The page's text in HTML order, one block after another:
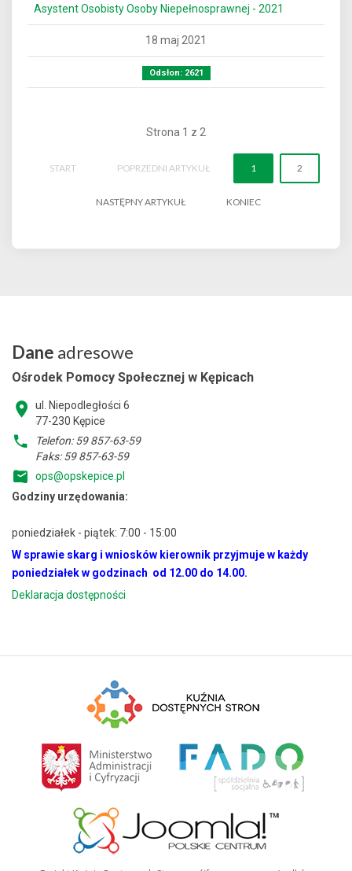
Asystent Osobisty Osoby Niepełnosprawnej - 2021
18 maj 2021
Odsłon: 2621
Strona 1 z 2
START POPRZEDNI ARTYKUŁ 1 2
NASTĘPNY ARTYKUŁ KONIEC
Dane adresowe
Ośrodek Pomocy Społecznej w Kępicach
ul. Niepodległości 6
77-230 Kępice
Telefon: 59 857-63-59
Faks: 59 857-63-59
ops@opskepice.pl
Godziny urzędowania:
poniedziałek - piątek: 7:00 - 15:00
W sprawie skarg i wniosków kierownik przyjmuje w każdy
poniedziałek w godzinach od 12.00 do 14.00.
Deklaracja dostępności